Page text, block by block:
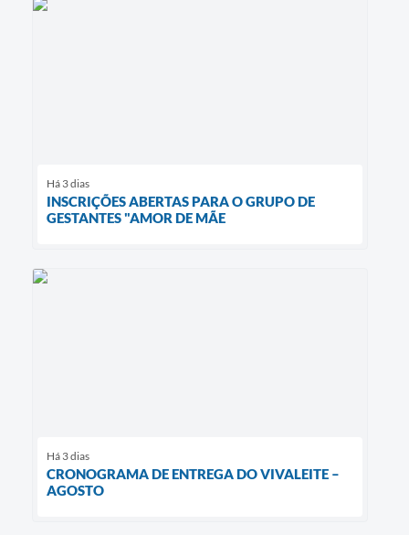
Há 3 dias
INSCRIÇÕES ABERTAS PARA O GRUPO DE
GESTANTES "AMOR DE MÃE
Há 3 dias
CRONOGRAMA DE ENTREGA DO VIVALEITE –
AGOSTO